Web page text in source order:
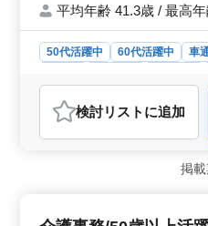
お問い合わせ
平均年齢 41.3歳 / 最高
50代活躍中 60代活躍中 車
おすすめポイント
＜通勤の利便性＞ マイカー
らのアクセスが容易です通
の業務により集中できる
検討リスト に追加
掲